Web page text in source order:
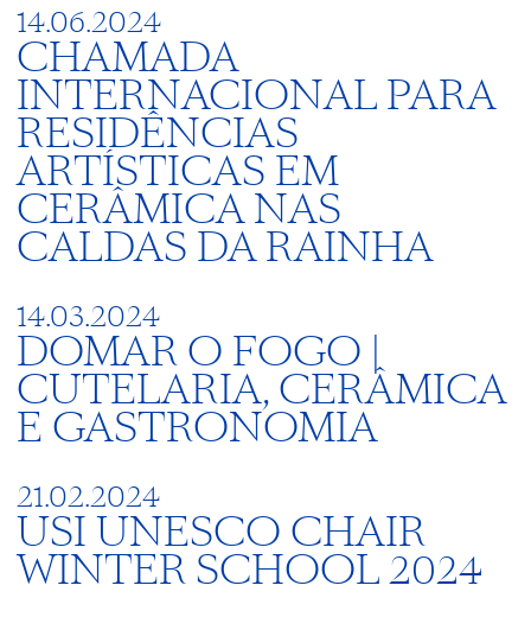
14.06.2024
CHAMADA
INTERNACIONAL PARA
RESIDÊNCIAS
ARTÍSTICAS EM
CERÂMICA NAS
CALDAS DA RAINHA
14.03.2024
DOMAR O FOGO |
CUTELARIA, CERÂMICA
E GASTRONOMIA
21.02.2024
USI UNESCO CHAIR
WINTER SCHOOL 2024